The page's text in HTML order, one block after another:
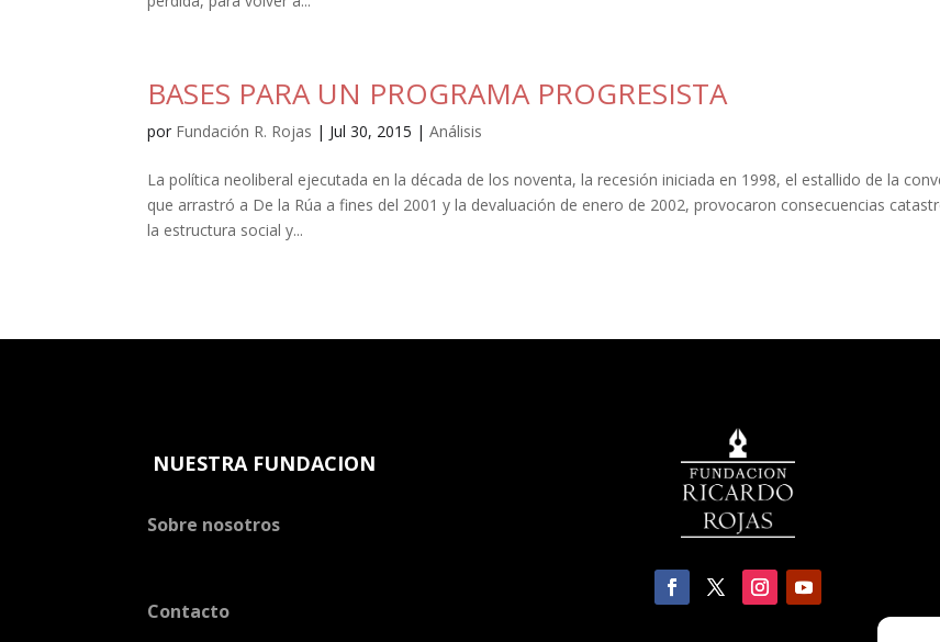
BASES PARA UN PROGRAMA PROGRESISTA
por Fundación R. Rojas | Jul 30, 2015 |Análisis
La política neoliberal ejecutada en la década de los noventa, la recesión iniciada en 1998, el estallido de la
que arrastró a De la Rúa a fines del 2001 y la devaluación de enero de 2002, provocaron consecuencias
la estructura social y...
NUESTRA FUNDACION
Sobre nosotros
Contacto